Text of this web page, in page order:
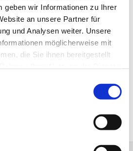
geben wir Informationen zu Ihrer
an unsere Partner für
und Analysen weiter. Unsere
möglicherweise mit
die Sie ihnen bereitgestellt